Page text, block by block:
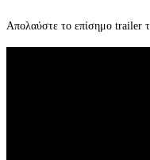
Απολαύστε το επίσημο trailer